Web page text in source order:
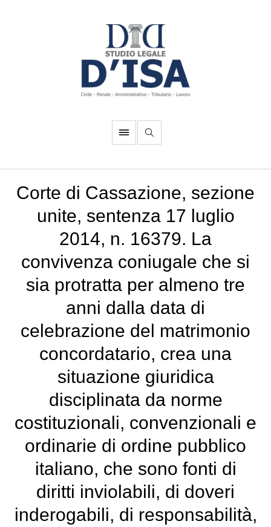
Corte di Cassazione, sezione
unite, sentenza 17 luglio
2014, n. 16379. La
convivenza coniugale che si
sia protratta per almeno tre
anni dalla data di
celebrazione del matrimonio
concordatario, crea una
situazione giuridica
disciplinata da norme
costituzionali, convenzionali e
ordinarie di ordine pubblico
italiano, che sono fonti di
diritti inviolabili, di doveri
inderogabili, di responsabilità,